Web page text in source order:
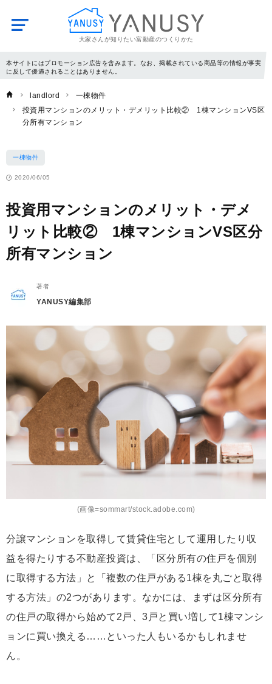
大家さんが知りたい富動産のつくりかた
YANUSY
本サイトにはプロモーション広告を含みます。なお、掲載されている商品等の情報が事実
に反して優遇されることはありません。
landlord
一棟物件
投資用マンションのメリット・デメリット比較② 1棟マンションVS区
分所有マンション
一棟物件
2020/06/05
投資用マンションのメリット・デメ
リット比較② 1棟マンションVS区分
所有マンション
著者
YANUSY編集部
(画像=sommart/stock.adobe.com)
分譲マンションを取得して賃貸住宅として運用したり収
益を得たりする不動産投資は、「区分所有の住戸を個別
に取得する方法」と「複数の住戸がある1棟を丸ごと取得
する方法」の2つがあります。なかには、まずは区分所有
の住戸の取得から始めて2戸、3戸と買い増して1棟マンシ
ョンに買い換える……といった人もいるかもしれませ
ん。